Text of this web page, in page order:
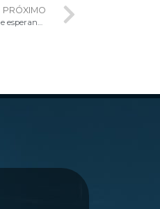
PRÓXIMO